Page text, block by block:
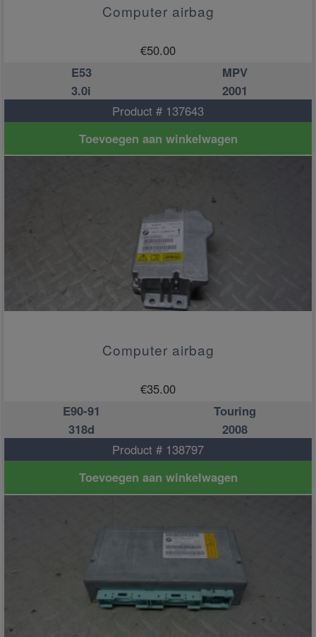
Computer airbag
€50.00
E53
MPV
3.0i
2001
Product # 137643
Toevoegen aan winkelwagen
Computer airbag
€35.00
E90-91
Touring
318d
2008
Product # 138797
Toevoegen aan winkelwagen